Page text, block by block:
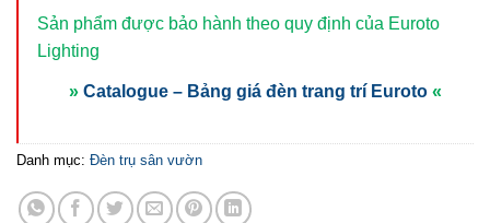
Sản phẩm được bảo hành theo quy định của Euroto
Lighting
» Catalogue – Bảng giá đèn trang trí Euroto «
Danh mục: Đèn trụ sân vườn